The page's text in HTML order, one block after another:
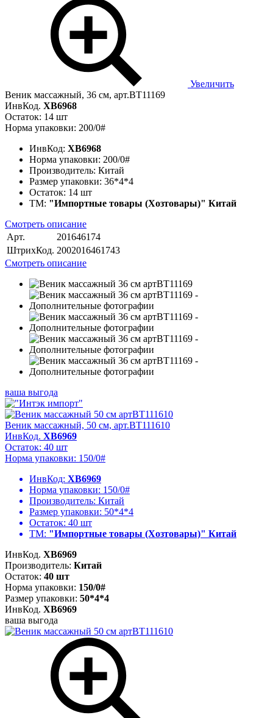
Увеличить
Веник массажный, 36 см, арт.BT11169
ИнвКод. ХВ6968
Остаток: 14 шт
Норма упаковки: 200/0#
ИнвКод: ХВ6968
Норма упаковки: 200/0#
Производитель: Китай
Размер упаковки: 36*4*4
Остаток: 14 шт
ТМ: "Импортные товары (Хозтовары)" Китай
Смотреть описание
Арт.
201646174
ШтрихКод. 2002016461743
Смотреть описание
ваша выгода
Веник массажный, 50 см, арт.BT111610
ИнвКод. ХВ6969
Остаток: 40 шт
Норма упаковки: 150/0#
ИнвКод: ХВ6969
Норма упаковки: 150/0#
Производитель: Китай
Размер упаковки: 50*4*4
Остаток: 40 шт
ТМ: "Импортные товары (Хозтовары)" Китай
ИнвКод. ХВ6969
Производитель: Китай
Остаток: 40 шт
Норма упаковки: 150/0#
Размер упаковки: 50*4*4
ИнвКод. ХВ6969
ваша выгода